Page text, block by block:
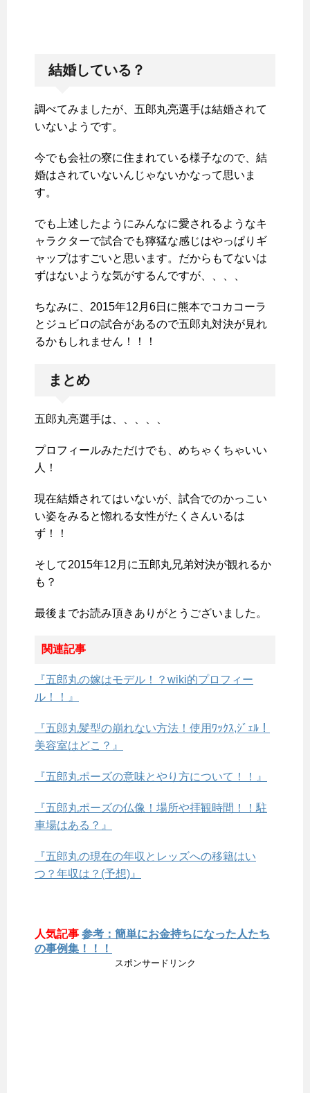
結婚している？
調べてみましたが、五郎丸亮選手は結婚されて
いないようです。
今でも会社の寮に住まれている様子なので、結
婚はされていないんじゃないかなって思いま
す。
でも上述したようにみんなに愛されるようなキ
ャラクターで試合でも獰猛な感じはやっぱりギ
ャップはすごいと思います。だからもてないは
ずはないような気がするんですが、、、、
ちなみに、2015年12月6日に熊本でコカコーラ
とジュビロの試合があるので五郎丸対決が見れ
るかもしれません！！！
まとめ
五郎丸亮選手は、、、、、
プロフィールみただけでも、めちゃくちゃいい
人！
現在結婚されてはいないが、試合でのかっこい
い姿をみると惚れる女性がたくさんいるは
ず！！
そして2015年12月に五郎丸兄弟対決が観れるか
も？
最後までお読み頂きありがとうございました。
関連記事
『五郎丸の嫁はモデル！？wiki的プロフィー
ル！！』
『五郎丸髪型の崩れない方法！使用ﾜｯｸｽ,ｼﾞｪﾙ！
美容室はどこ？』
『五郎丸ポーズの意味とやり方について！！』
『五郎丸ポーズの仏像！場所や拝観時間！！駐
車場はある？』
『五郎丸の現在の年収とレッズへの移籍はい
つ？年収は？(予想)』
人気記事 参考：簡単にお金持ちになった人たち
の事例集！！！
スポンサードリンク